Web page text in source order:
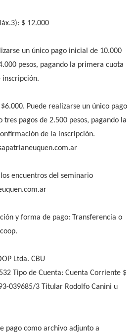
$ 12.000
un único pago inicial de 10.000
pesos, pagando la primera cuota
inscripción.
Puede realizarse un único pago
tres pagos de 2.500 pesos, pagando la
de la inscripción.
encuentros del seminario
y forma de pago: Transferencia o
Ltda. CBU
Tipo de Cuenta: Cuenta Corriente $
039685/3 Titular Rodolfo Canini u
pago como archivo adjunto a